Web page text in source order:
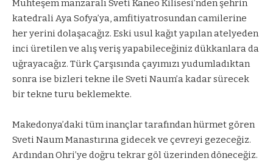
Muhteşem manzaralı Sveti Kaneo Kilisesi’nden şehrin
katedrali Aya Sofya’ya, amfitiyatrosundan camilerine
her yerini dolaşacağız. Eski usul kağıt yapılan atelyeden
inci üretilen ve alış veriş yapabileceğiniz dükkanlara da
uğrayacağız. Türk Çarşısında çayımızı yudumladıktan
sonra ise bizleri tekne ile Sveti Naum’a kadar sürecek
bir tekne turu beklemekte.
Makedonya’daki tüm inançlar tarafından hürmet gören
Sveti Naum Manastırına gidecek ve çevreyi gezeceğiz.
Ardından Ohri’ye doğru tekrar göl üzerinden döneceğiz.